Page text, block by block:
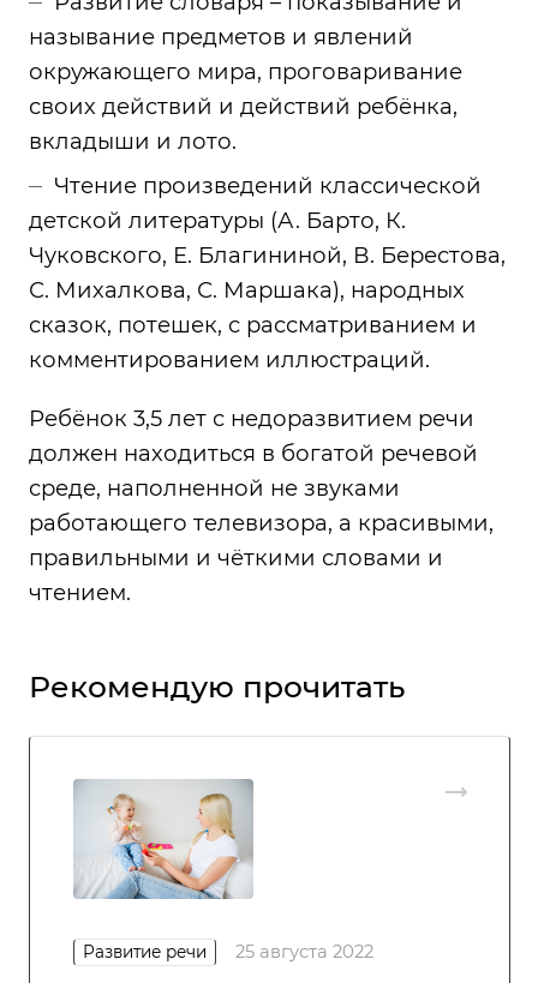
называние предметов и явлений
окружающего мира, проговаривание
своих действий и действий ребёнка,
вкладыши и лото.
Чтение произведений классической
детской литературы (А. Барто, К.
Чуковского, Е. Благининой, В. Берестова,
С. Михалкова, С. Маршака), народных
сказок, потешек, с рассматриванием и
комментированием иллюстраций.
Ребёнок 3,5 лет с недоразвитием речи
должен находиться в богатой речевой
среде, наполненной не звуками
работающего телевизора, а красивыми,
правильными и чёткими словами и
чтением.
Рекомендую прочитать
Развитие речи 25 августа 2022